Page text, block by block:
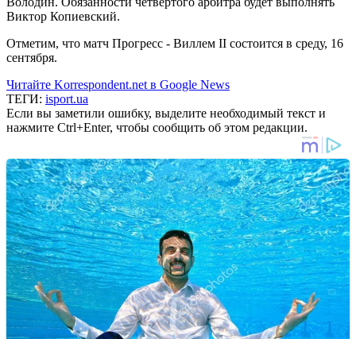
Виктор Копиевский.
Отметим, что матч Прогресс - Виллем II состоится в среду, 16
сентября.
Читайте Korrespondent.net в Google News
ТЕГИ: isport.ua
Если вы заметили ошибку, выделите необходимый текст и
нажмите Ctrl+Enter, чтобы сообщить об этом редакции.